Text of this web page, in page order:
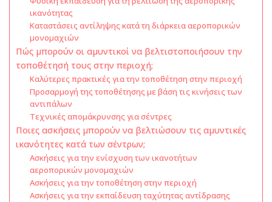
ικανότητας
Καταστάσεις αντίληψης κατά τη διάρκεια αεροπορικών
μονομαχιών
Πώς μπορούν οι αμυντικοί να βελτιστοποιήσουν την
τοποθέτησή τους στην περιοχή;
Καλύτερες πρακτικές για την τοποθέτηση στην περιοχή
Προσαρμογή της τοποθέτησης με βάση τις κινήσεις των
αντιπάλων
Τεχνικές απομάκρυνσης για σέντρες
Ποιες ασκήσεις μπορούν να βελτιώσουν τις αμυντικές
ικανότητες κατά των σέντρων;
Ασκήσεις για την ενίσχυση των ικανοτήτων
αεροπορικών μονομαχιών
Ασκήσεις για την τοποθέτηση στην περιοχή
Ασκήσεις για την εκπαίδευση ταχύτητας αντίδρασης